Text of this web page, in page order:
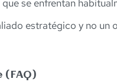
se enfrentan
estratégico y no un
(FAQ)